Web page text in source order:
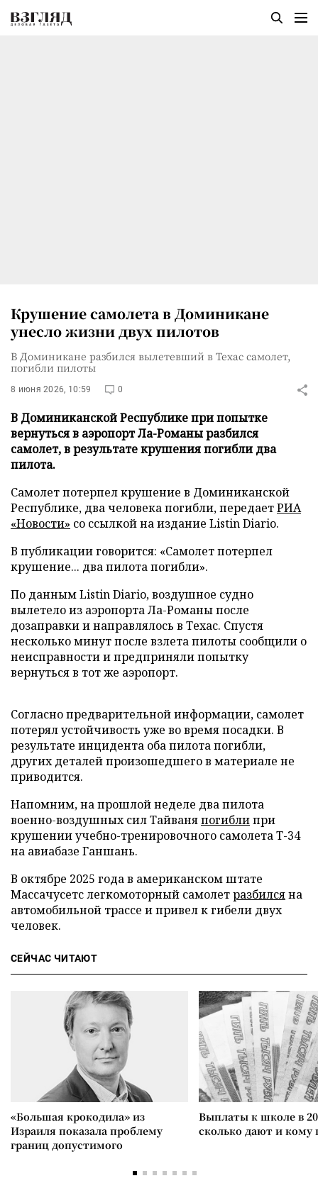
Крушение самолета в Доминикане
унесло жизни двух пилотов
В Доминикане разбился вылетевший в Техас самолет,
погибли пилоты
8 июня 2026, 10:59 0
В Доминиканской Республике при попытке
вернуться в аэропорт Ла-Романы разбился
самолет, в результате крушения погибли два
пилота.
Самолет потерпел крушение в Доминиканской
Республике, два человека погибли, передаетРИА
«Новости» со ссылкой на издание Listin Diario.
В публикации говорится: «Самолет потерпел
крушение... два пилота погибли».
По данным Listin Diario, воздушное судно
вылетело из аэропорта Ла-Романы после
дозаправки и направлялось в Техас. Спустя
несколько минут после взлета пилоты сообщили о
неисправности и предприняли попытку
вернуться в тот же аэропорт.
Согласно предварительной информации, самолет
потерял устойчивость уже во время посадки. В
результате инцидента оба пилота погибли,
других деталей произошедшего в материале не
приводится.
Напомним, на прошлой неделе два пилота
военно-воздушных сил Тайваняпогиблипри
крушении учебно-тренировочного самолета Т-34
на авиабазе Ганшань.
В октябре 2025 года в американском штате
Массачусетс легкомоторный самолетразбилсяна
автомобильной трассе и привел к гибели двух
человек.
СЕЙЧАС ЧИТАЮТ
«Большая крокодила» из
Израиля показала проблему
границ допустимого
Выплаты к школе в
сколько дают и